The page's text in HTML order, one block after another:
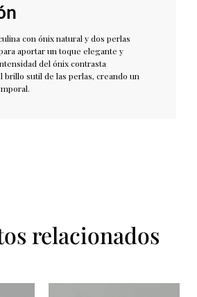
con ónix natural y dos perlas
aportar un toque elegante y
del ónix contrasta
brillo sutil de las perlas, creando un
relacionados